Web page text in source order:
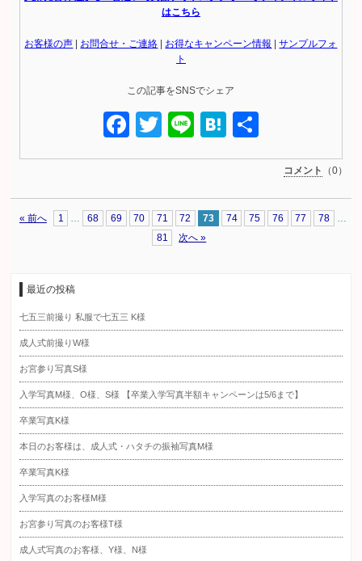
はこちら
お客様の声 お問合せ・ご連絡 お得なキャンペーン情報 |サンプルフォ
ト
この記事をSNSでシェア
Facebook
Twitter
LineHatena
コメント （0）
« 前へ 1 … 68 69 70 71 72 73 74 75 76 77 78
…
81
次へ »
最近の投稿
七五三前撮り 私服で七五三 K様
成人式前撮りW様
お宮参り写真S様
入学写真M様、O様、S様 【卒業入学写真半額キャンペーンは5/6まで】
卒業写真K様
本日のお客様は、成人式・ハタチの振袖写真M様
卒業写真K様
入学写真のお客様M様
お宮参り写真のお客様T様
成人式写真のお客様、Y様、N様